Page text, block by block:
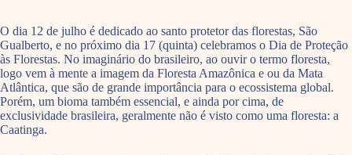
O dia 12 de julho é dedicado ao santo protetor das florestas, São
Gualberto, e no próximo dia 17 (quinta) celebramos o Dia de Proteção
às Florestas. No imaginário do brasileiro, ao ouvir o termo floresta,
logo vem à mente a imagem da Floresta Amazônica e ou da Mata
Atlântica, que são de grande importância para o ecossistema global.
Porém, um bioma também essencial, e ainda por cima, de
exclusividade brasileira, geralmente não é visto como uma floresta: a
Caatinga.